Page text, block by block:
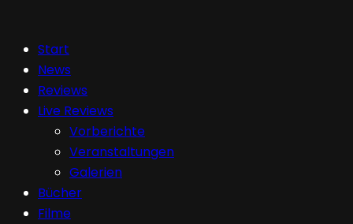
Start
News
Reviews
Live Reviews
Vorberichte
Veranstaltungen
Galerien
Bücher
Filme